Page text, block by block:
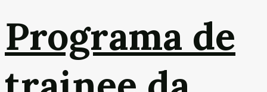
Programa de